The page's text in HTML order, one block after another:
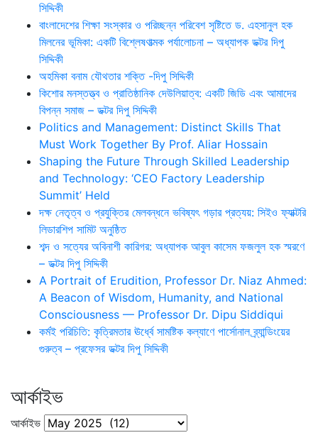
সিদ্দিকী
বাংলাদেশের শিক্ষা সংস্কার ও পরিচ্ছন্ন পরিবেশ সৃষ্টিতে ড. এহসানুল হক
মিলনের ভূমিকা: একটি বিশ্লেষণাত্মক পর্যালোচনা – অধ্যাপক ডক্টর দিপু
সিদ্দিকী
অহমিকা বনাম যৌথতার শক্তি -দিপু সিদ্দিকী
কিশোর মনস্তত্ত্ব ও প্রাতিষ্ঠানিক দেউলিয়াত্ব: একটি জিডি এবং আমাদের
বিপন্ন সমাজ – ডক্টর দিপু সিদ্দিকী
Politics and Management: Distinct Skills That
Must Work Together By Prof. Aliar Hossain
Shaping the Future Through Skilled Leadership
and Technology: ‘CEO Factory Leadership
Summit’ Held
দক্ষ নেতৃত্ব ও প্রযুক্তির মেলবন্ধনে ভবিষ্যৎ গড়ার প্রত্যয়: সিইও ফ্যাক্টরি
লিডারশিপ সামিট অনুষ্ঠিত
শব্দ ও সত্যের অবিনাশী কারিগর: অধ্যাপক আবুল কাসেম ফজলুল হক স্মরণে
– ডক্টর দিপু সিদ্দিকী
A Portrait of Erudition, Professor Dr. Niaz Ahmed:
A Beacon of Wisdom, Humanity, and National
Consciousness — Professor Dr. Dipu Siddiqui
কর্মই পরিচিতি: কৃত্রিমতার ঊর্ধ্বে সামষ্টিক কল্যাণে পার্সোনাল ব্র্যান্ডিংয়ের
গুরুত্ব – প্রফেসর ডক্টর দিপু সিদ্দিকী
আর্কাইভ
আর্কাইভ